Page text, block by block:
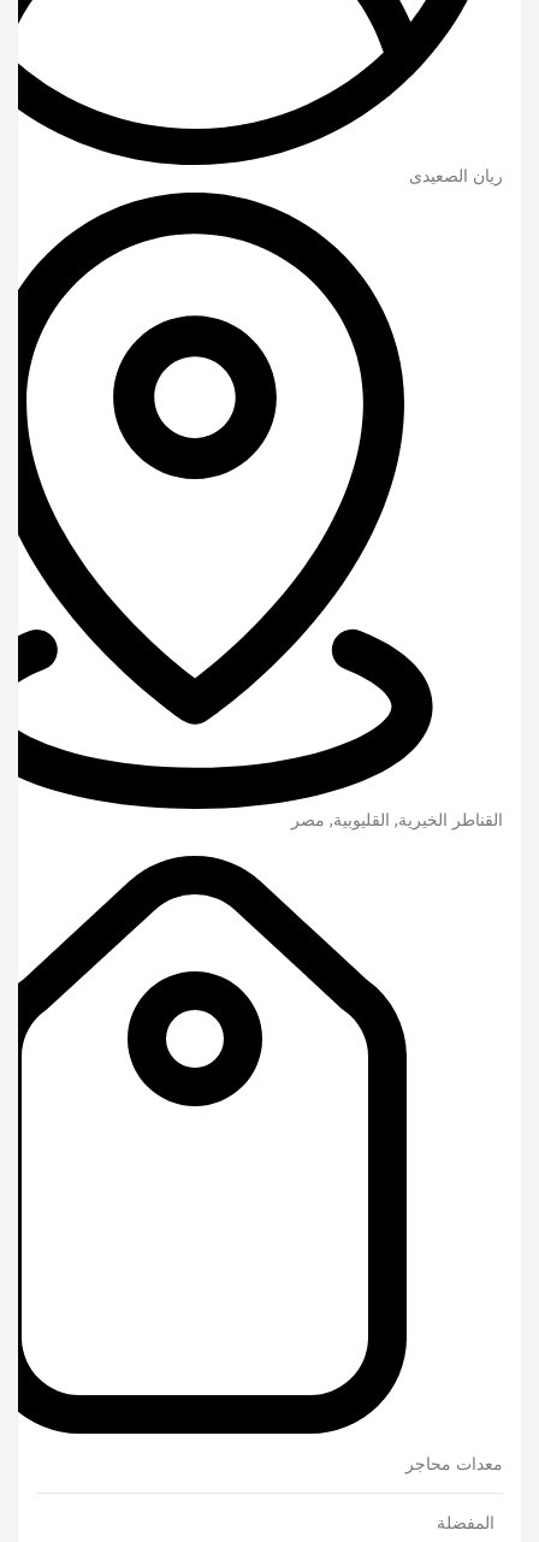
ريان الصعيدى
القناطر الخيرية, القليوبية, مصر
معدات محاجر
المفضلة